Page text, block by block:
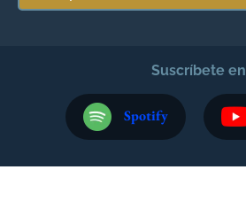
Suscríbete en
Spotify